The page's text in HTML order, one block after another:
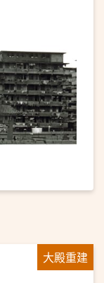
大殿重建